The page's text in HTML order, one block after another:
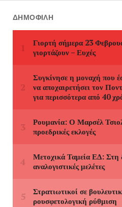
ΔΗΜΟΦΙΛΉ